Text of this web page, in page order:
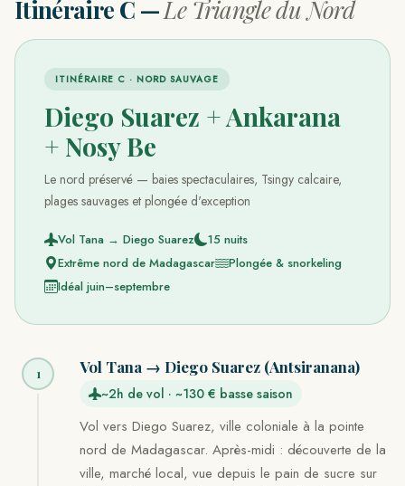
Itinéraire C —Le Triangle du Nord
ITINÉRAIRE C · NORD SAUVAGE
Diego Suarez + Ankarana
+ Nosy Be
Le nord préservé — baies spectaculaires, Tsingy calcaire,
plages sauvages et plongée d'exception
Vol Tana → Diego Suarez
15 nuits
Extrême nord de Madagascar
Plongée & snorkeling
Idéal juin–septembre
1 Vol Tana → Diego Suarez (Antsiranana)
~2h de vol · ~130 € basse saison
Vol vers Diego Suarez, ville coloniale à la pointe
nord de Madagascar. Après-midi : découverte de la
ville, marché local, vue depuis le pain de sucre sur